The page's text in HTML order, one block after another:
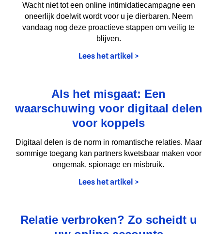
Wacht niet tot een online intimidatiecampagne een
oneerlijk doelwit wordt voor u je dierbaren. Neem
vandaag nog deze proactieve stappen om veilig te
blijven.
Lees het artikel >
Als het misgaat: Een
waarschuwing voor digitaal delen
voor koppels
Digitaal delen is de norm in romantische relaties. Maar
sommige toegang kan partners kwetsbaar maken voor
ongemak, spionage en misbruik.
Lees het artikel >
Relatie verbroken? Zo scheidt u